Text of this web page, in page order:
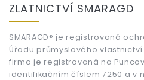
ZLATNICTVÍ SMARAGD
SMARAGD® je registrovaná
Úřadu průmyslového
firma je registrovaná na
identifikačním číslem 7250 a v